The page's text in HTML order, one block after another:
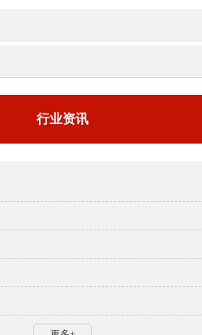
行业资讯